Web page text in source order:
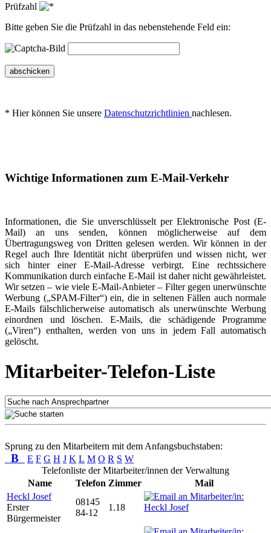
Prüfzahl
Bitte geben Sie die Prüfzahl in das nebenstehende Feld ein:
abschicken
* Hier können Sie unsere Datenschutzrichtlinien nachlesen.
Wichtige Informationen zum E-Mail-Verkehr
Informationen, die Sie unverschlüsselt per Elektronische Post (E-
Mail) an uns senden, können möglicherweise auf dem
Übertragungsweg von Dritten gelesen werden. Wir können in der
Regel auch Ihre Identität nicht überprüfen und wissen nicht, wer
sich hinter einer E-Mail-Adresse verbirgt. Eine rechtssichere
Kommunikation durch einfache E-Mail ist daher nicht gewährleistet.
Wir setzen – wie viele E-Mail-Anbieter – Filter gegen unerwünschte
Werbung („SPAM-Filter“) ein, die in seltenen Fällen auch normale
E-Mails fälschlicherweise automatisch als unerwünschte Werbung
einordnen und löschen. E-Mails, die schädigende Programme
(„Viren“) enthalten, werden von uns in jedem Fall automatisch
gelöscht.
Mitarbeiter-Telefon-Liste
Sprung zu den Mitarbeitern mit dem Anfangsbuchstaben:
B E F G H J K L M O R S W
Telefonliste der Mitarbeiter/innen der Verwaltung
Name
Telefon Zimmer
Mail
Heckl Josef
Erster
Bürgermeister
08145
84-12
1.18